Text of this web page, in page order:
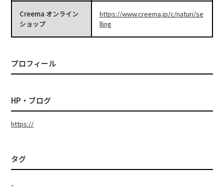
Creema オンライン
ショップ
https://www.creema.jp/c/naturi/se
lling
プロフィール
HP・ブログ
https://
タグ
-